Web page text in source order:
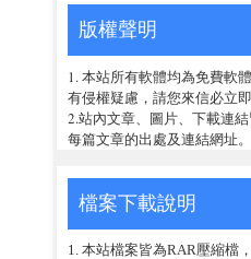
版權聲明
1. 本站所有軟體均為免費軟
有侵權疑慮，請您來信必立即
2.站內文章、圖片、下載連
每篇文章的出處及連結網址。
檔案下載說明
1. 本站檔案皆為RAR壓縮檔